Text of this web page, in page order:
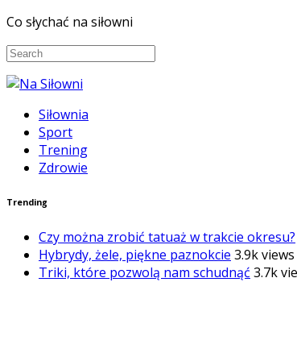
Co słychać na siłowni
Siłownia
Sport
Trening
Zdrowie
Trending
Czy można zrobić tatuaż w trakcie okresu?
Hybrydy, żele, piękne paznokcie 3.9k views
Triki, które pozwolą nam schudnąć 3.7k